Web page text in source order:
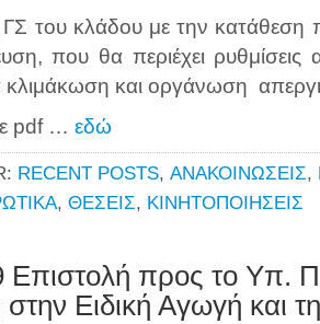
ΓΣ του κλάδου με την κατάθεση
που θα περιέχει ρυθμίσεις
κλιμάκωση και οργάνωση
pdf … εδώ
RECENT POSTS, ΑΝΑΚΟΙΝΩΣΕΙΣ,
, ΘΕΣΕΙΣ, ΚΙΝΗΤΟΠΟΙΗΣΕΙΣ
προς το Υπ.
στην Ειδική Αγωγή και